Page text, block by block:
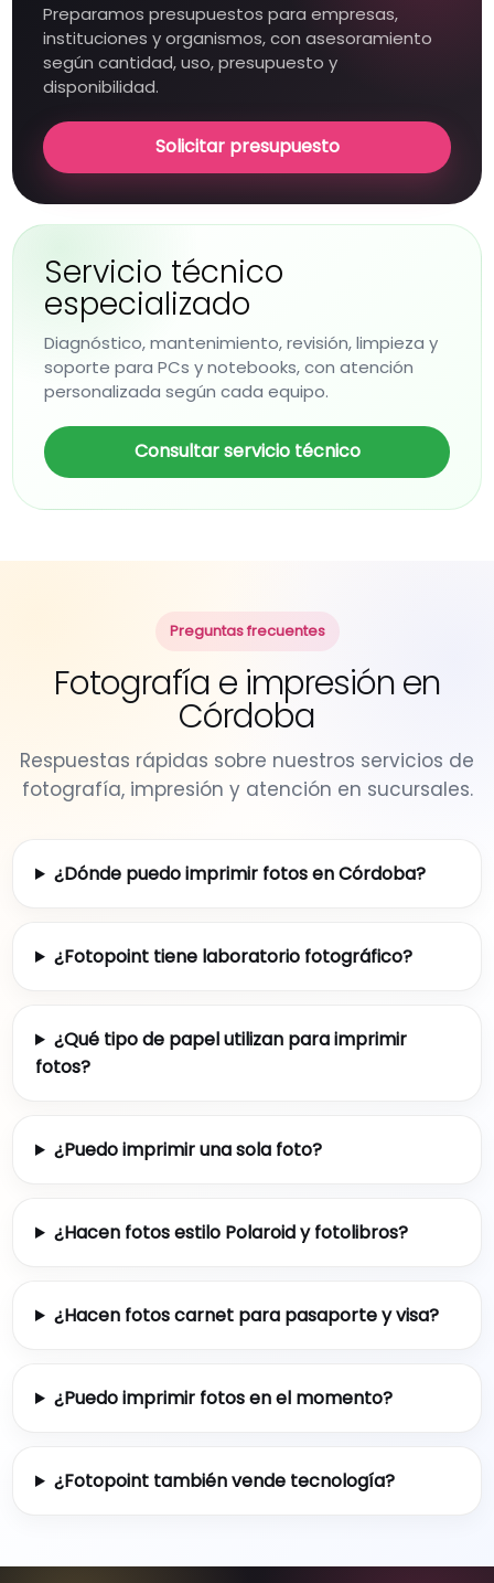
Preparamos presupuestos para empresas,
instituciones y organismos, con asesoramiento
según cantidad, uso, presupuesto y
disponibilidad.
Solicitar presupuesto
Servicio técnico
especializado
Diagnóstico, mantenimiento, revisión, limpieza y
soporte para PCs y notebooks, con atención
personalizada según cada equipo.
Consultar servicio técnico
Preguntas frecuentes
Fotografía e impresión en
Córdoba
Respuestas rápidas sobre nuestros servicios de
fotografía, impresión y atención en sucursales.
¿Dónde puedo imprimir fotos en Córdoba?
¿Fotopoint tiene laboratorio fotográfico?
¿Qué tipo de papel utilizan para imprimir
fotos?
¿Puedo imprimir una sola foto?
¿Hacen fotos estilo Polaroid y fotolibros?
¿Hacen fotos carnet para pasaporte y visa?
¿Puedo imprimir fotos en el momento?
¿Fotopoint también vende tecnología?